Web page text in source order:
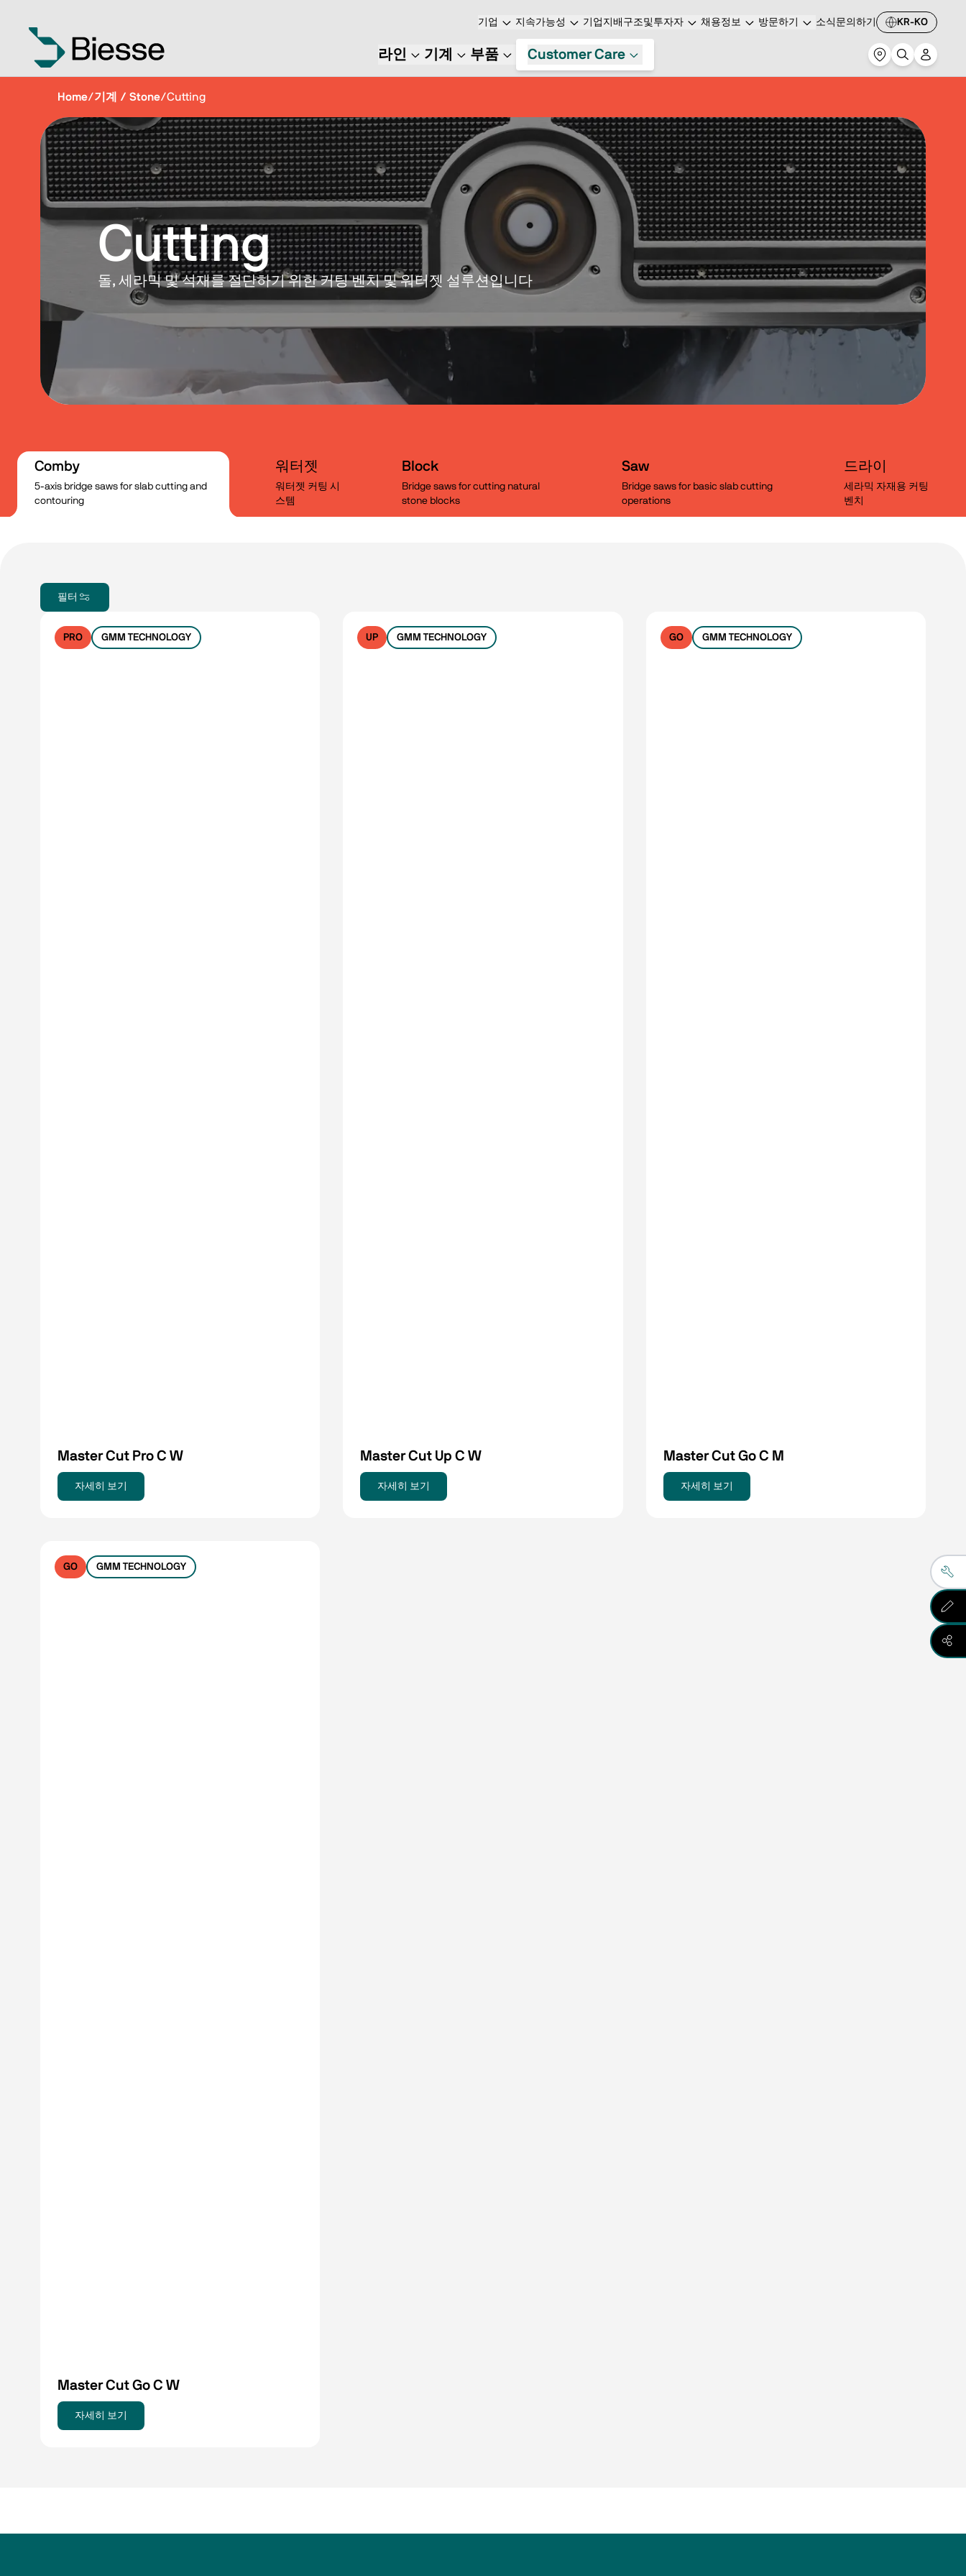
기업 지속가능성 기업지배구조및투자자 채용정보 방문하기 소식 문의하기 KR-KO
라인 기계 부품 Customer Care
Home/기계 / Stone/Cutting
Cutting
돌, 세라믹 및 석재를 절단하기 위한 커팅 벤치 및 워터젯 설루션입니다
Comby
5-axis bridge saws for slab cutting and
contouring
워터젯
워터젯 커팅 시
스템
Block
Bridge saws for cutting natural
stone blocks
Saw
Bridge saws for basic slab cutting
operations
드라이
세라믹 자재용 커팅
벤치
필터
No filters available
PRO GMM TECHNOLOGY
Master Cut Pro C W
자세히 보기
UP GMM TECHNOLOGY
Master Cut Up C W
자세히 보기
GO GMM TECHNOLOGY
Master Cut Go C M
자세히 보기
GO GMM TECHNOLOGY
Master Cut Go C W
자세히 보기